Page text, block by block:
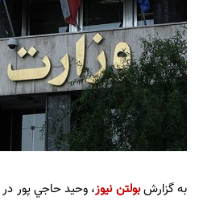
به گزارشبولتن نیوز، وحيد حاجي پور در